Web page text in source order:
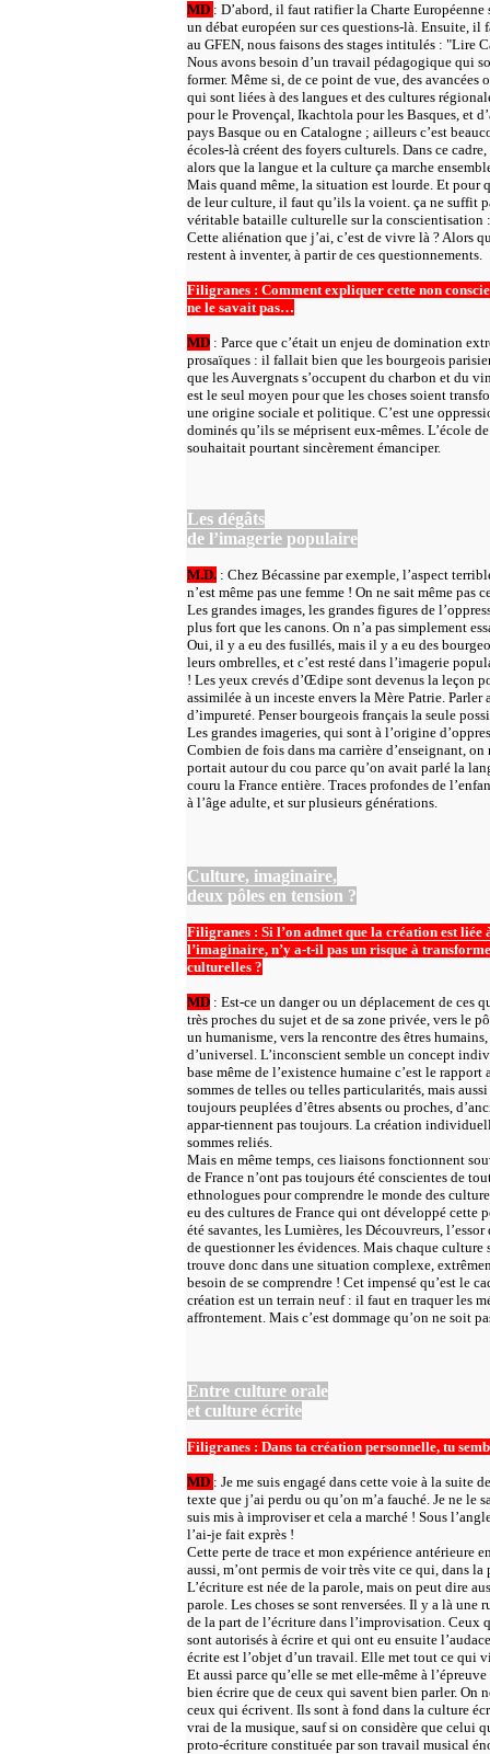
MD : D’abord, il faut ratifier la Charte
un débat européen sur ces questions-là. Ensuite,
au GFEN, nous faisons des stages intitulés : "Lire
Nous avons besoin d’un travail pédagogique qui
former. Même si, de ce point de vue, des avancées
qui sont liées à des langues et des cultures
pour le Provençal, Ikachtola pour les Basques, et
pays Basque ou en Catalogne ; ailleurs c’est
écoles-là créent des foyers culturels. Dans ce
alors que la langue et la culture ça marche
Mais quand même, la situation est lourde. Et pour
de leur culture, il faut qu’ils la voient. ça ne suffit
véritable bataille culturelle sur la conscientisation :
Cette aliénation que j’ai, c’est de vivre là ? Alors
restent à inventer, à partir de ces questionnements.
Filigranes : Comment expliquer cette non
ne le savait pas…
MD : Parce que c’était un enjeu de domination
prosaïques : il fallait bien que les bourgeois
que les Auvergnats s’occupent du charbon et du
est le seul moyen pour que les choses soient
une origine sociale et politique. C’est une
dominés qu’ils se méprisent eux-mêmes. L’école
souhaitait pourtant sincèrement émanciper.
Les dégâts
de l’imagerie populaire
M.D. : Chez Bécassine par exemple, l’aspect
n’est même pas une femme ! On ne sait même pas
Les grandes images, les grandes figures de
plus fort que les canons. On n’a pas simplement
Oui, il y a eu des fusillés, mais il y a eu des
leurs ombrelles, et c’est resté dans l’imagerie
! Les yeux crevés d’Œdipe sont devenus la leçon
assimilée à un inceste envers la Mère Patrie.
d’impureté. Penser bourgeois français la seule
Les grandes imageries, qui sont à l’origine
Combien de fois dans ma carrière d’enseignant,
portait autour du cou parce qu’on avait parlé la
couru la France entière. Traces profondes de
à l’âge adulte, et sur plusieurs générations.
Culture, imaginaire,
deux pôles en tension ?
Filigranes : Si l’on admet que la création est liée
l’imaginaire, n’y a-t-il pas un risque à
culturelles ?
MD : Est-ce un danger ou un déplacement de ces
très proches du sujet et de sa zone privée, vers le
un humanisme, vers la rencontre des êtres
d’universel. L’inconscient semble un concept
base même de l’existence humaine c’est le
sommes de telles ou telles particularités, mais
toujours peuplées d’êtres absents ou proches,
appar-tiennent pas toujours. La création
sommes reliés.
Mais en même temps, ces liaisons fonctionnent
de France n’ont pas toujours été conscientes de
ethnologues pour comprendre le monde des
eu des cultures de France qui ont développé cette
été savantes, les Lumières, les Découvreurs,
de questionner les évidences. Mais chaque culture
trouve donc dans une situation complexe,
besoin de se comprendre ! Cet impensé qu’est le
création est un terrain neuf : il faut en traquer les
affrontement. Mais c’est dommage qu’on ne soit
Entre culture orale
et culture écrite
Filigranes : Dans ta création personnelle, tu
MD : Je me suis engagé dans cette voie à la suite
texte que j’ai perdu ou qu’on m’a fauché. Je ne le
suis mis à improviser et cela a marché ! Sous
l’ai-je fait exprès !
Cette perte de trace et mon expérience antérieure
aussi, m’ont permis de voir très vite ce qui, dans la
L’écriture est née de la parole, mais on peut dire
parole. Les choses se sont renversées. Il y a là une
de la part de l’écriture dans l’improvisation.
sont autorisés à écrire et qui ont eu ensuite
écrite est l’objet d’un travail. Elle met tout ce qui
Et aussi parce qu’elle se met elle-même à
bien écrire que de ceux qui savent bien parler.
ceux qui écrivent. Ils sont à fond dans la culture
vrai de la musique, sauf si on considère que celui
proto-écriture constituée par son travail musical